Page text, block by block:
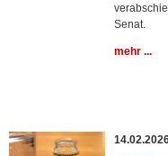
Senat.
mehr ...